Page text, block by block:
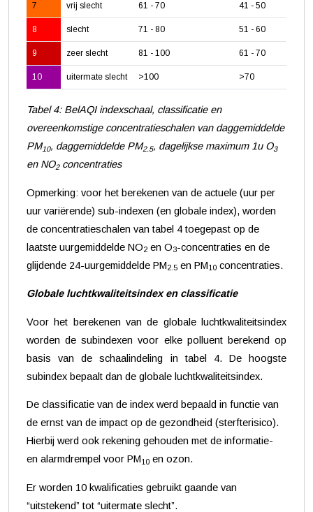
7 vrij slecht 61 - 70 41 - 50
8 slecht 71 - 80 51 - 60
9 zeer slecht 81 - 100 61 - 70
10 uitermate slecht >100 >70
Tabel 4: BelAQI indexschaal, classificatie en
overeenkomstige concentratieschalen van daggemiddelde
PM10, daggemiddelde PM2.5, dagelijkse maximum 1u O3
en NO2concentraties
Opmerking: voor het berekenen van de actuele (uur per
uur variërende) sub-indexen (en globale index), worden
de concentratieschalen van tabel 4 toegepast op de
laatste uurgemiddelde NO2 en O3-concentraties en de
glijdende 24-uurgemiddelde PM2.5 en PM10 concentraties.
Globale luchtkwaliteitsindex en classificatie
Voor het berekenen van de globale luchtkwaliteitsindex
worden de subindexen voor elke polluent berekend op
basis van de schaalindeling in tabel 4. De hoogste
subindex bepaalt dan de globale luchtkwaliteitsindex.
De classificatie van de index werd bepaald in functie van
de ernst van de impact op de gezondheid (sterfterisico).
Hierbij werd ook rekening gehouden met de informatie-
en alarmdrempel voor PM10 en ozon.
Er worden 10 kwalificaties gebruikt gaande van
“uitstekend” tot “uitermate slecht”.